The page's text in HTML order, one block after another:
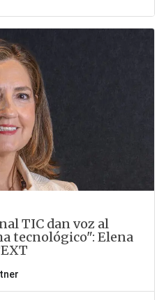
TIC dan voz al
tecnológico": Elena